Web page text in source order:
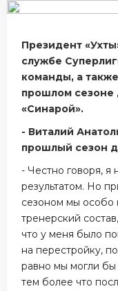
Президент
службе
команды, а
прошлом сезоне
«Синарой».
- Виталий
прошлый сезон
- Честно говоря, я
результатом. Но
сезоном мы особо
тренерский
что у меня было
на перестройку,
равно мы могли бы
тем более что